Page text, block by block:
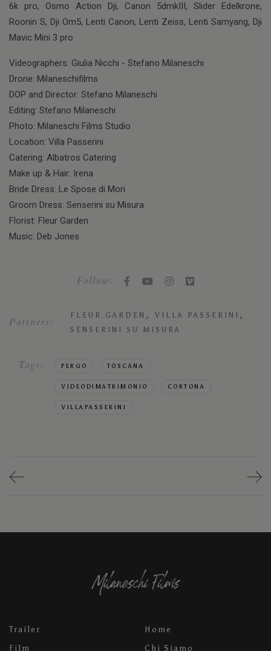
6k pro, Osmo Action Dji, Canon 5dmkIII, Slider Edelkrone,
Roonin S, Dji Om5, Lenti Canon, Lenti Zeiss, Lenti Samyang, Dji
Mavic Mini 3 pro
Videographers: Giulia Nicchi - Stefano Milaneschi
Drone: Milaneschifilms
DOP and Director: Stefano Milaneschi
Editing: Stefano Milaneschi
Photo: Milaneschi Films Studio
Location: Villa Passerini
Catering: Albatros Catering
Make up & Hair: Irena
Bride Dress: Le Spose di Mori
Groom Dress: Senserini su Misura
Florist: Fleur Garden
Music: Deb Jones
Follow:
Partners: FLEUR GARDEN , VILLA PASSERINI ,
SENSERINI SU MISURA
Tags: PERGO TOSCANA
VIDEODIMATRIMONIO CORTONA
VILLAPASSERINI
Trailer
Film
Home
Chi Siamo